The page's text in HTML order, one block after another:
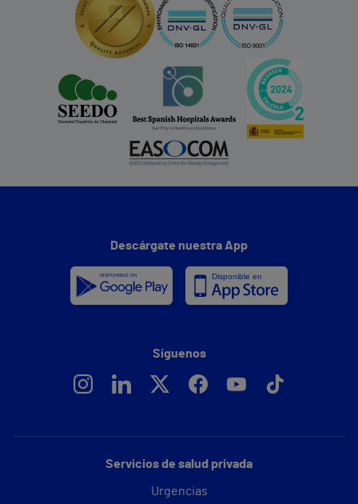
Servicios de salud privada
Urgencias
Descárgate nuestra App
Síguenos